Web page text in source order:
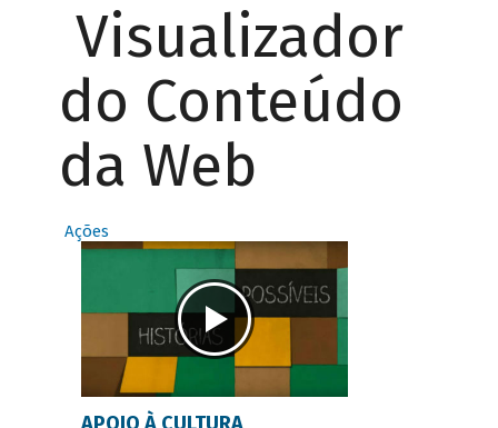
Visualizador
do Conteúdo
da Web
Ações